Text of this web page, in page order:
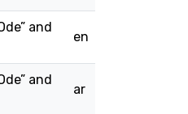
and
en
and
ar